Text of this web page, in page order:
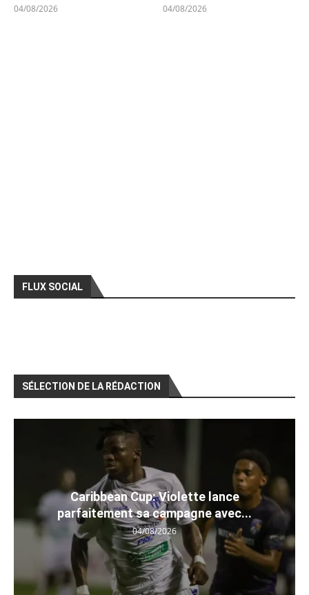
04/08/2026 04/08/2026
FLUX SOCIAL
SÉLECTION DE LA RÉDACTION
Caribbean Cup: Violette lance
parfaitement sa campagne avec...
04/08/2026